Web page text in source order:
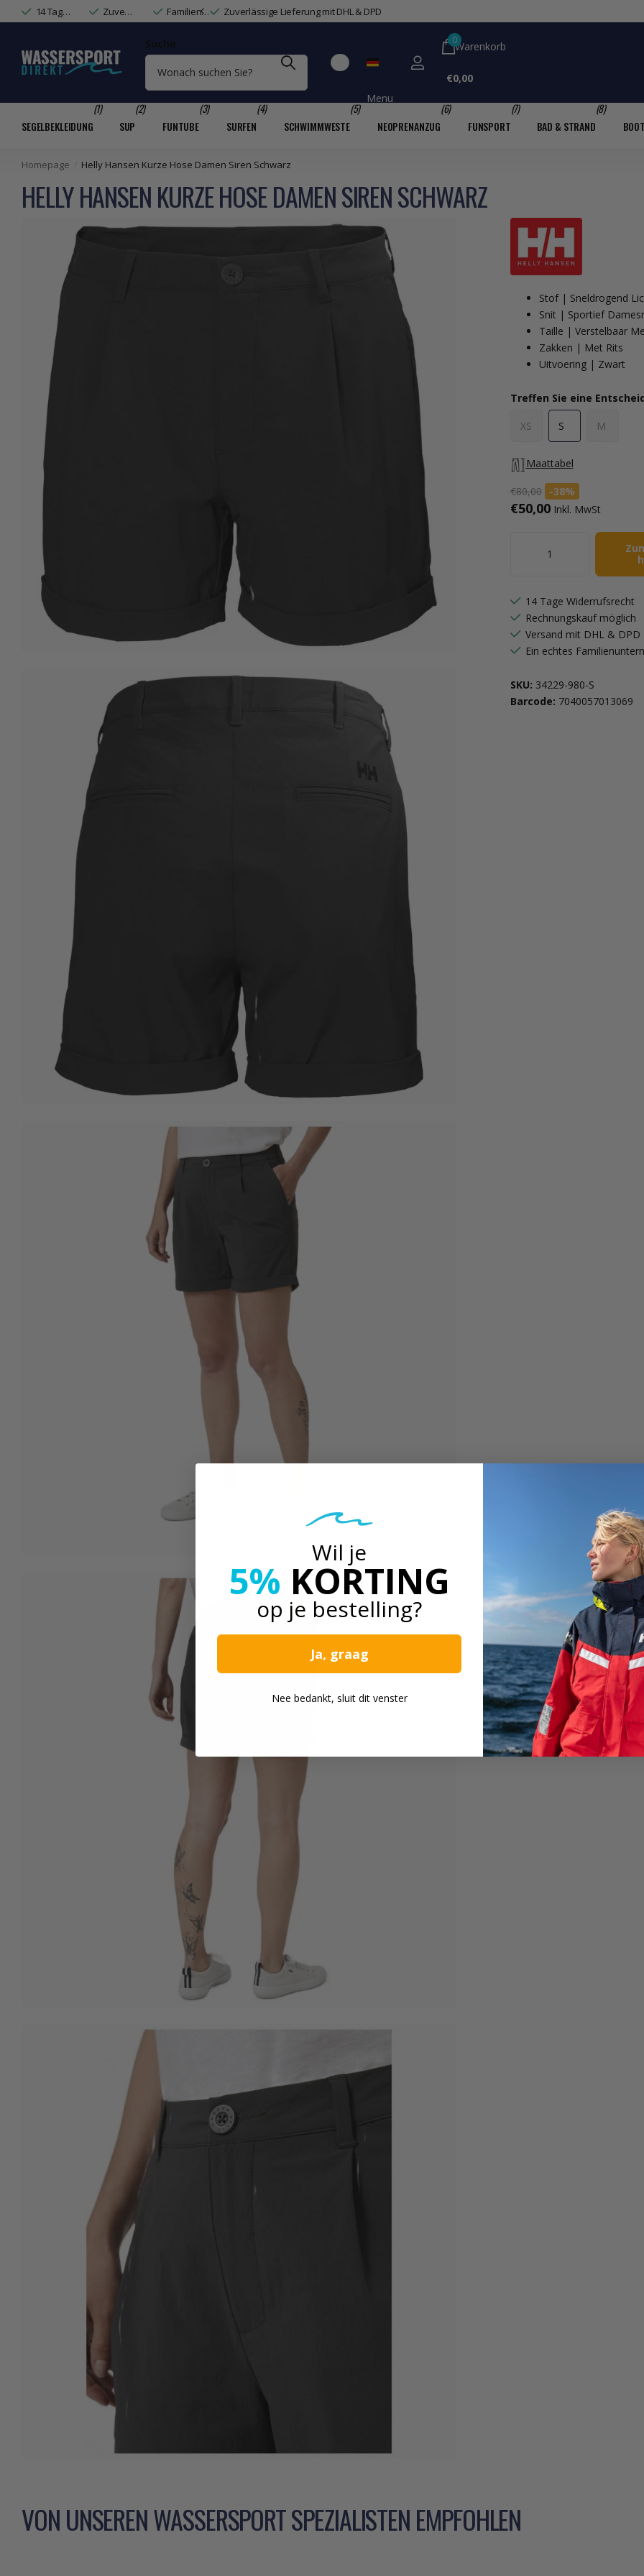
14 Tage Widerrufsrecht & Rechnungskauf Zuverlässige Lieferung mit DHL & DPD Familienunternehmen mit Wassersport-Expertise Familienunternehmen mit Wassersport-Expertise
Suche
Menu
Warenkorb
0
€0,00
SEGELBEKLEIDUNG
(1)
SUP
(2)
FUNTUBE
(3)
SURFEN
(4)
SCHWIMMWESTE
(5)
NEOPRENANZUG
(6)
FUNSPORT
(7)
BAD & STRAND
(8)
Homepage Helly Hansen Kurze Hose Damen Siren Schwarz
HELLY HANSEN KURZE HOSE DAMEN SIREN SCHWARZ
Stof | Sneldrogend
Snit | Sportief
Taille | Verstelbaar
Zakken | Met Rits
Uitvoering | Zwart
Treffen Sie eine
XS S M
Maattabel
€80,00 -38%
€50,00 Inkl. MwSt
14 Tage Widerrufsrecht
Rechnungskauf möglich
Versand mit DHL & DPD
Ein echtes
SKU: 34229-980-S
Barcode: 7040057013069
VON UNSEREN WASSERSPORT SPEZIALISTEN EMPFOHLEN
Wil je
5% KORTING
op je bestelling?
Ja, graag
Nee bedankt, sluit dit venster